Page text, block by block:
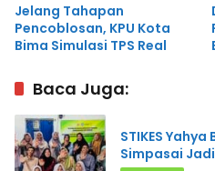
Jelang Tahapan
Pencoblosan, KPU Kota
Bima Simulasi TPS Real
Baca Juga:
STIKES
Simpasai